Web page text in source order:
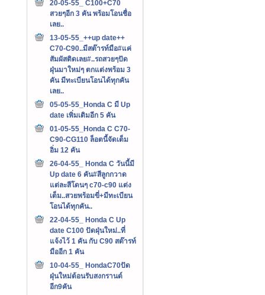
20-05-55_ C100+C70
สวยๆอีก 3 คัน พร้อมโอนชื่อ
เลย..
13-05-55_++up date++
C70-C90..มีสต๊ารท์มือ#แค่
สัมผัสติดเลย#..รถสวยๆปัด
ฝุ่นมาใหม่ๆ ตกแต่งพร้อม 3
คัน มีทะเบียนโอนได้ทุกคัน
เลย..
05-05-55_Honda C มี Up
date เพิ่มเติมอีก 5 คัน
01-05-55_Honda C C70-
C90-CG110 ล็อตนี้จัดเต็ม
อิ่ม 12 คัน
26-04-55_ Honda C วันนี้มี
Up date 6 คัน#สีลูกกวาด
แต่ละสีโดนๆ c70-c90 แต่ง
เต็ม..สวยพร้อมขี่+มีทะเบียน
โอนได้ทุกคัน..
22-04-55_ Honda C Up
date C100 ปัดฝุ่นใหม่..ที่
แจ้งไว้ 1 คัน กับ C90 สต๊ารท์
มืออีก 1 คัน
10-04-55_ HondaC70ปัด
ฝุ่นใหม่ต้อนรับสงกรานต์
อีก9คัน